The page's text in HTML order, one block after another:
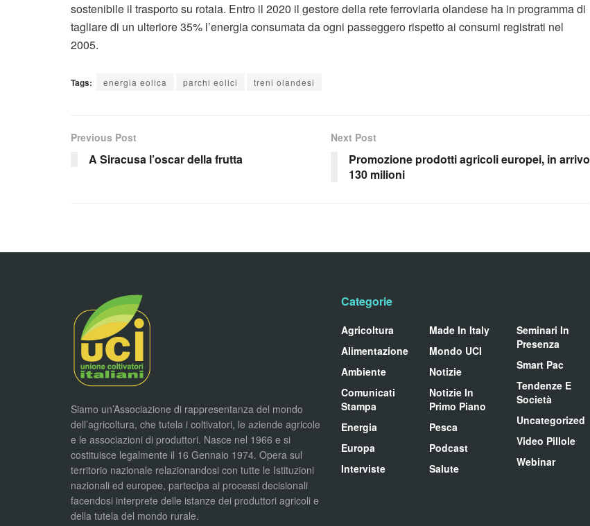
sostenibile il trasporto su rotaia. Entro il 2020 il gestore della rete ferroviaria olandese ha in programma di
tagliare di un ulteriore 35% l’energia consumata da ogni passeggero rispetto ai consumi registrati nel
2005.
Tags: energia eolica parchi eolici treni olandesi
Previous Post
A Siracusa l’oscar della frutta
Next Post
Promozione prodotti agricoli europei, in arrivo
130 milioni
Siamo un’Associazione di rappresentanza del mondo
dell’agricoltura, che tutela i coltivatori, le aziende agricole
e le associazioni di produttori. Nasce nel 1966 e si
costituisce legalmente il 16 Gennaio 1974. Opera sul
territorio nazionale relazionandosi con tutte le Istituzioni
nazionali ed europee, partecipa ai processi decisionali
facendosi interprete delle istanze dei produttori agricoli e
della tutela del mondo rurale.
Categorie
Agricoltura
Alimentazione
Ambiente
Comunicati
Stampa
Energia
Europa
Interviste
Made In Italy
Mondo UCI
Notizie
Notizie In
Primo Piano
Pesca
Podcast
Salute
Seminari In
Presenza
Smart Pac
Tendenze E
Società
Uncategorized
Video Pillole
Webinar